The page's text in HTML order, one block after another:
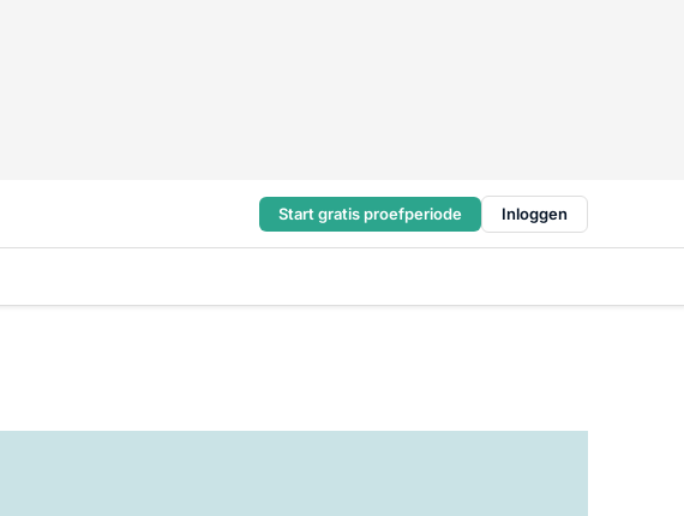
Start gratis proefperiode Inloggen